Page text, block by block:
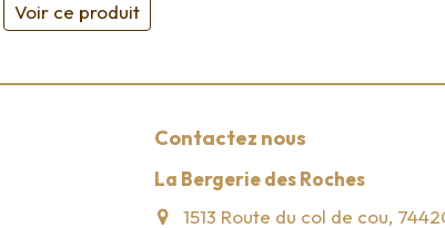
Voir ce produit
Contactez nous
La Bergerie des Roches
1513 Route du col de cou,